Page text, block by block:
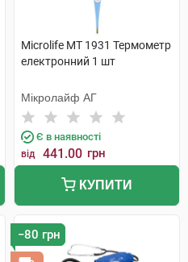
Microlife MT 1931 Термометр
електронний 1 шт
Мікролайф AГ
Є в наявності
від 441.00 грн
КУПИТИ
−80 грн